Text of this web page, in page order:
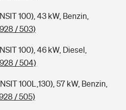
100), 43 kW, Benzin,
/ 503)
100), 46 kW, Diesel,
/ 504)
100L,130), 57 kW, Benzin,
/ 505)